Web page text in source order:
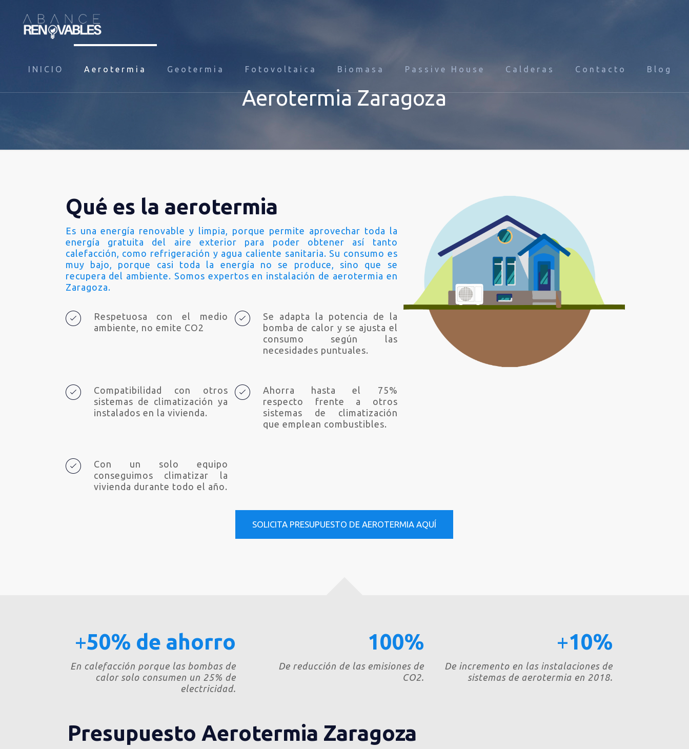
INICIO Aerotermia Geotermia Fotovoltaica Biomasa Passive House Calderas Contacto Blog
Aerotermia Zaragoza
Qué es la aerotermia
Es una energía renovable y limpia, porque permite aprovechar toda la
energía gratuita del aire exterior para poder obtener así tanto
calefacción, como refrigeración y agua caliente sanitaria. Su consumo es
muy bajo, porque casi toda la energía no se produce, sino que se
recupera del ambiente. Somos expertos en instalación de aerotermia en
Zaragoza.
Respetuosa con el medio
ambiente, no emite CO2
Se adapta la potencia de la
bomba de calor y se ajusta el
consumo según las
necesidades puntuales.
Compatibilidad con otros
sistemas de climatización ya
instalados en la vivienda.
Ahorra hasta el 75%
respecto frente a otros
sistemas de climatización
que emplean combustibles.
Con un solo equipo
conseguimos climatizar la
vivienda durante todo el año.
SOLICITA PRESUPUESTO DE AEROTERMIA AQUÍ
+50% de ahorro
En calefacción porque las bombas de
calor solo consumen un 25% de
electricidad.
100%
De reducción de las emisiones de
CO2.
+10%
De incremento en las instalaciones de
sistemas de aerotermia en 2018.
Presupuesto Aerotermia Zaragoza